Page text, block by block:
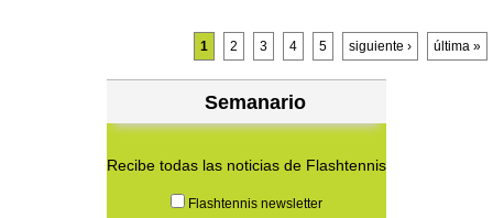
1 2 3 4 5 siguiente › última »
Semanario
Recibe todas las noticias de Flashtennis
Flashtennis newsletter